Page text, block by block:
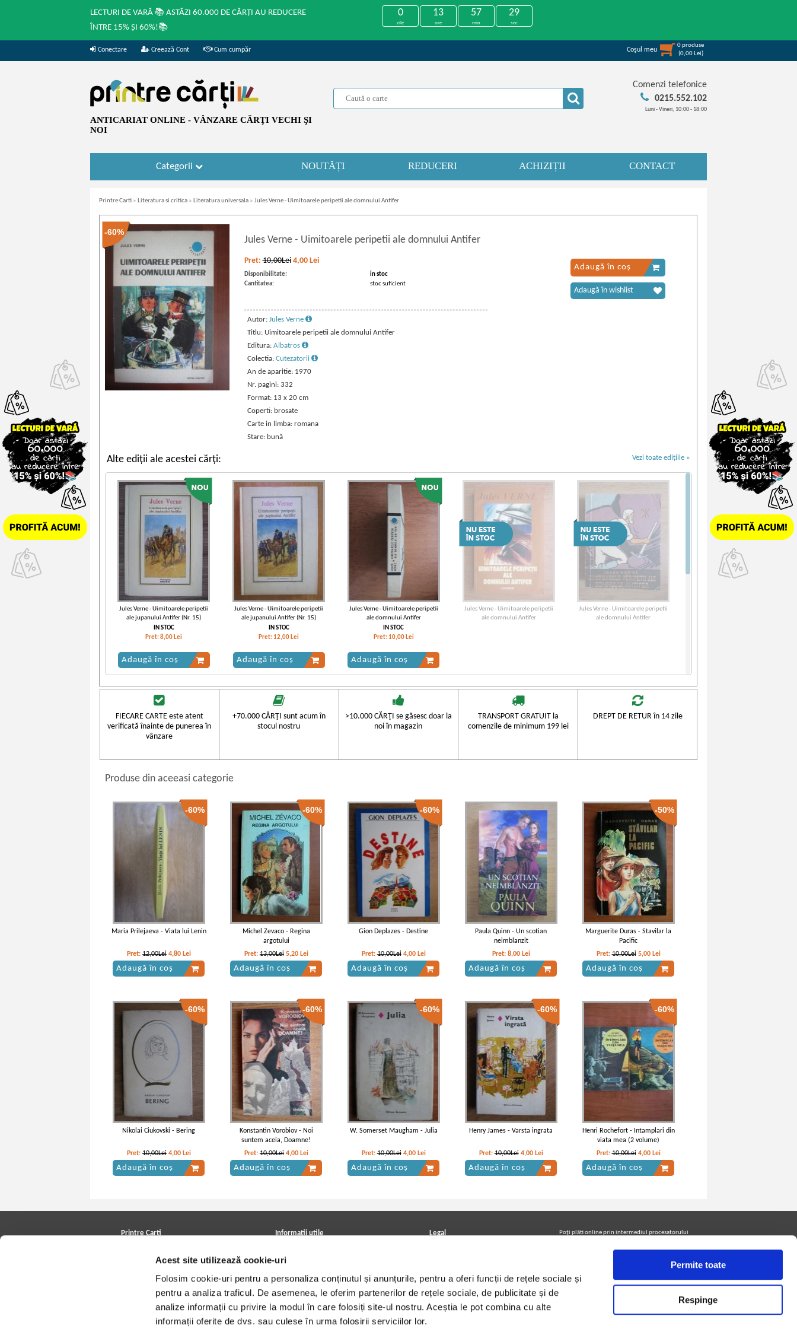
Acest site utilizează cookie-uri
Folosim cookie-uri pentru a personaliza conținutul și anunțurile, pentru a oferi funcții de rețele sociale și
pentru a analiza traficul. De asemenea, le oferim partenerilor de rețele sociale, de publicitate și de
analize informații cu privire la modul în care folosiți site-ul nostru. Aceștia le pot combina cu alte
informații oferite de dvs. sau culese în urma folosirii serviciilor lor.
Permite toate
Respinge
LECTURI DE VARĂ 📚 ASTĂZI 60.000 DE CĂRȚI AU REDUCERE
ÎNTRE 15% ȘI 60%!📚
0
zile
13
ore
57
min
29
sec
Conectare Creează Cont Cum cumpăr Coşul meu
0produse
(0,00 Lei)
ANTICARIAT ONLINE - VÂNZARE CĂRŢI VECHI ŞI
NOI
Comenzi telefonice
0215.552.102
Luni - Vineri, 10:00 - 18:00
Categorii NOUTĂȚI REDUCERI ACHIZIȚII CONTACT
Printre Carti » Literatura si critica » Literatura universala » Jules Verne - Uimitoarele peripetii ale domnului Antifer
-60%
Jules Verne - Uimitoarele peripetii ale domnului Antifer
Pret:10,00Lei 4,00 Lei
Disponibilitate:
in stoc
Cantitatea:
stoc suficient
Autor: Jules Verne
Titlu: Uimitoarele peripetii ale domnului Antifer
Editura: Albatros
Colectia: Cutezatorii
An de aparitie: 1970
Nr. pagini: 332
Format: 13 x 20 cm
Coperti: brosate
Carte in limba: romana
Stare: bună
Adaugă în coș
Adaugă în wishlist
Alte ediții ale acestei cărți: Vezi toate edițiile »
Jules Verne - Uimitoarele peripetii
ale jupanului Antifer (Nr. 15)
IN STOC
Pret:8,00 Lei
Adaugă în coș
Jules Verne - Uimitoarele peripetii
ale jupanului Antifer (Nr. 15)
IN STOC
Pret: 12,00 Lei
Adaugă în coș
Jules Verne - Uimitoarele peripetii
ale domnului Antifer
IN STOC
Pret: 10,00 Lei
Adaugă în coș
Jules Verne - Uimitoarele peripetii
ale domnului Antifer
Jules Verne - Uimitoarele peripetii
ale domnului Antifer
Jules Verne - Uimitoarele peripetii
ale domnului Antifer
FIECARE CARTE este atent
verificată înainte de punerea în
vânzare
+70.000 CĂRŢI sunt acum în
stocul nostru
>10.000 CĂRŢI se găsesc doar la
noi în magazin
TRANSPORT GRATUIT la
comenzile de minimum 199 lei
DREPT DE RETUR în 14 zile
Produse din aceeasi categorie
-60%
Maria Prilejaeva - Viata lui Lenin
Pret: 12,00Lei 4,80 Lei
Adaugă în coș
-60%
Michel Zevaco - Regina
argotului
Pret:13,00Lei 5,20 Lei
Adaugă în coș
-60%
Gion Deplazes - Destine
Pret:10,00Lei 4,00 Lei
Adaugă în coș
Paula Quinn - Un scotian
neimblanzit
Pret: 8,00 Lei
Adaugă în coș
-50%
Marguerite Duras - Stavilar la
Pacific
Pret:10,00Lei 5,00 Lei
Adaugă în coș
-60%
Nikolai Ciukovski - Bering
Pret: 10,00Lei 4,00 Lei
Adaugă în coș
-60%
Konstantin Vorobiov - Noi
suntem aceia, Doamne!
Pret:10,00Lei 4,00 Lei
Adaugă în coș
-60%
W. Somerset Maugham - Julia
Pret:10,00Lei 4,00 Lei
Adaugă în coș
-60%
Henry James - Varsta ingrata
Pret:10,00Lei 4,00 Lei
Adaugă în coș
-60%
Henri Rochefort - Intamplari din
viata mea (2 volume)
Pret:10,00Lei 4,00 Lei
Adaugă în coș
Printre Carti
Cele mai căutate cărți
Blog Printre Carti
Cărţi sub 5 lei
Cărţi sub 8 lei
Informatii utile
Achizitii viniluri, casete, CD/DVD
Cum cumpar?
Politica de livrare
Retur comenzi
Angajari - Cariere
Legal
Termeni si conditii
Utilizare cookie-uri
Poţi plăti online prin intermediul procesatorului
Urmăreşte-ne pe facebook pentru a fi la curent cu